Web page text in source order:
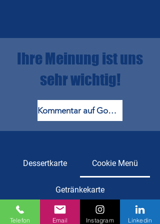
Ihre Meinung ist uns
sehr wichtig!
Kommentar auf Google
Dessertkarte Cookie Menü
Getränkekarte
Telefon Email Instagram Linkedin